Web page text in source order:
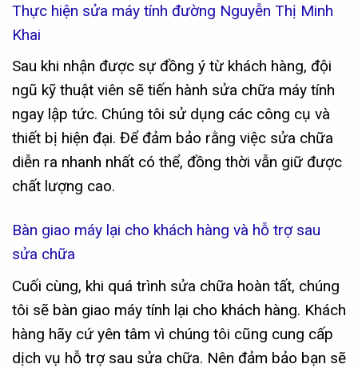
Thực hiện sửa máy tính đường Nguyễn Thị Minh
Khai
Sau khi nhận được sự đồng ý từ khách hàng, đội
ngũ kỹ thuật viên sẽ tiến hành sửa chữa máy tính
ngay lập tức. Chúng tôi sử dụng các công cụ và
thiết bị hiện đại. Để đảm bảo rằng việc sửa chữa
diễn ra nhanh nhất có thể, đồng thời vẫn giữ được
chất lượng cao.
Bàn giao máy lại cho khách hàng và hỗ trợ sau
sửa chữa
Cuối cùng, khi quá trình sửa chữa hoàn tất, chúng
tôi sẽ bàn giao máy tính lại cho khách hàng. Khách
hàng hãy cứ yên tâm vì chúng tôi cũng cung cấp
dịch vụ hỗ trợ sau sửa chữa. Nên đảm bảo bạn sẽ